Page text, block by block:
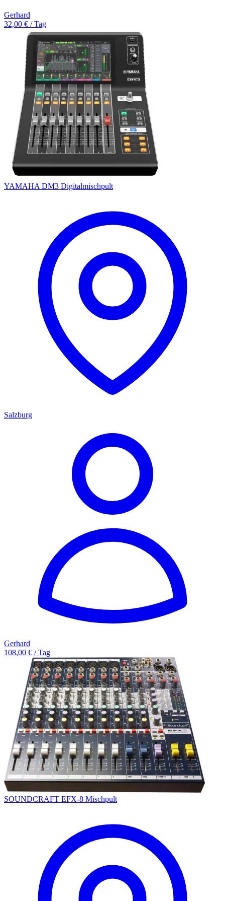
Gerhard
32,00 € / Tag
YAMAHA DM3 Digitalmischpult
Salzburg
Gerhard
108,00 € / Tag
SOUNDCRAFT EFX-8 Mischpult